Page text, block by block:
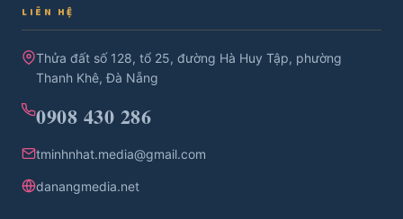
LIÊN HỆ
Thửa đất số 128, tổ 25, đường Hà Huy Tập, phường
Thanh Khê, Đà Nẵng
0908 430 286
tminhnhat.media@gmail.com
danangmedia.net